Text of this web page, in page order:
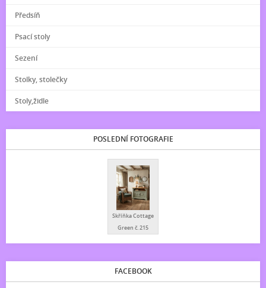
Předsíň
Psací stoly
Sezení
Stolky, stolečky
Stoly,židle
POSLEDNÍ FOTOGRAFIE
Skříňka Cottage
Green č. 215
FACEBOOK